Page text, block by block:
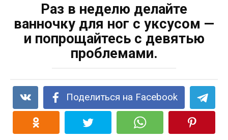
Раз в неделю делайте
ванночку для ног с уксусом —
и попрощайтесь с девятью
проблемами.
Поделиться на Facebook